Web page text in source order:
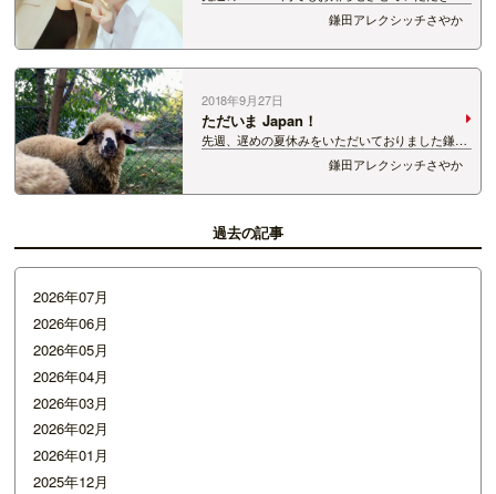
したが、 9月をもちまして、CH2020のChallenge
パーソナリティーを卒業し、 10月から新たな番
組にChallengeさせていただくこととなりました！
&nbsp…
鎌田アレクシッチさやか
2018年9月27日
ただいま Japan！
先週、遅めの夏休みをいただいておりました鎌田
アレクシッチ、 帰ってまいりました〜！ 今回の
旅先は・・・！ 父の出身地であり、わたしの心の
故郷でもある、 セルビア！！！！！ 今日のCH２
鎌田アレクシッチさやか
過去の記事
2026年07月
2026年06月
2026年05月
2026年04月
2026年03月
2026年02月
2026年01月
2025年12月